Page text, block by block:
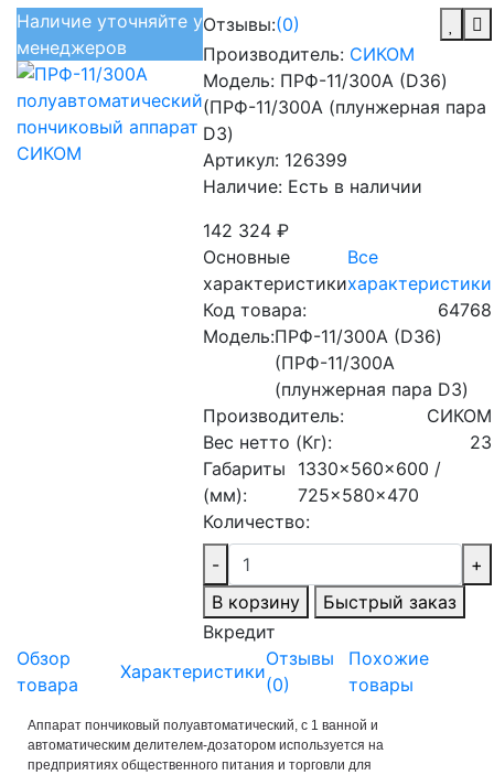
Наличие уточняйте у
менеджеров
Отзывы:(0)
Производитель: СИКОМ
Модель: ПРФ-11/300А (D36)
(ПРФ-11/300А (плунжерная пара
D3)
Артикул: 126399
Наличие: Есть в наличии
142 324 ₽
Основные
характеристики
Все
характеристики
Код товара:
64768
Модель:ПРФ-11/300А (D36)
(ПРФ-11/300А
(плунжерная пара D3)
Производитель:
СИКОМ
Вес нетто (Кг):
23
Габариты
(мм):
1330x560x600 /
725x580x470
Количество:
-
+
В корзину
Быстрый заказ
Вкредит
Обзор
товара
Характеристики
Отзывы
(0)
Похожие
товары
Аппарат пончиковый полуавтоматический, с 1 ванной и
автоматическим делителем-дозатором используется на
предприятиях общественного питания и торговли для